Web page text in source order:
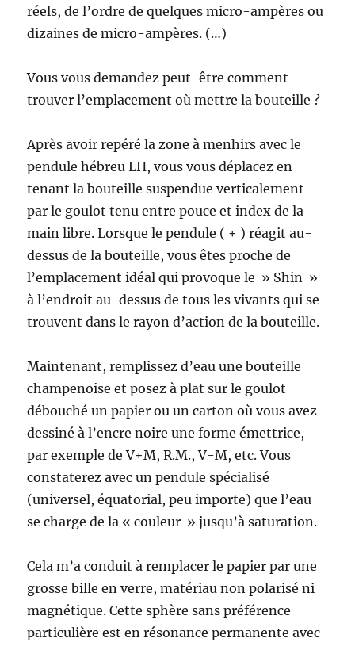
réels, de l’ordre de quelques micro-ampères ou
dizaines de micro-ampères. (…)
Vous vous demandez peut-être comment
trouver l’emplacement où mettre la bouteille ?
Après avoir repéré la zone à menhirs avec le
pendule hébreu LH, vous vous déplacez en
tenant la bouteille suspendue verticalement
par le goulot tenu entre pouce et index de la
main libre. Lorsque le pendule ( + ) réagit au-
dessus de la bouteille, vous êtes proche de
l’emplacement idéal qui provoque le » Shin »
à l’endroit au-dessus de tous les vivants qui se
trouvent dans le rayon d’action de la bouteille.
Maintenant, remplissez d’eau une bouteille
champenoise et posez à plat sur le goulot
débouché un papier ou un carton où vous avez
dessiné à l’encre noire une forme émettrice,
par exemple de V+M, R.M., V-M, etc. Vous
constaterez avec un pendule spécialisé
(universel, équatorial, peu importe) que l’eau
se charge de la « couleur » jusqu’à saturation.
Cela m’a conduit à remplacer le papier par une
grosse bille en verre, matériau non polarisé ni
magnétique. Cette sphère sans préférence
particulière est en résonance permanente avec